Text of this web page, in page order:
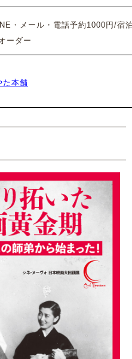
・メール・電話予約1000円/宿
ーダー
本舗